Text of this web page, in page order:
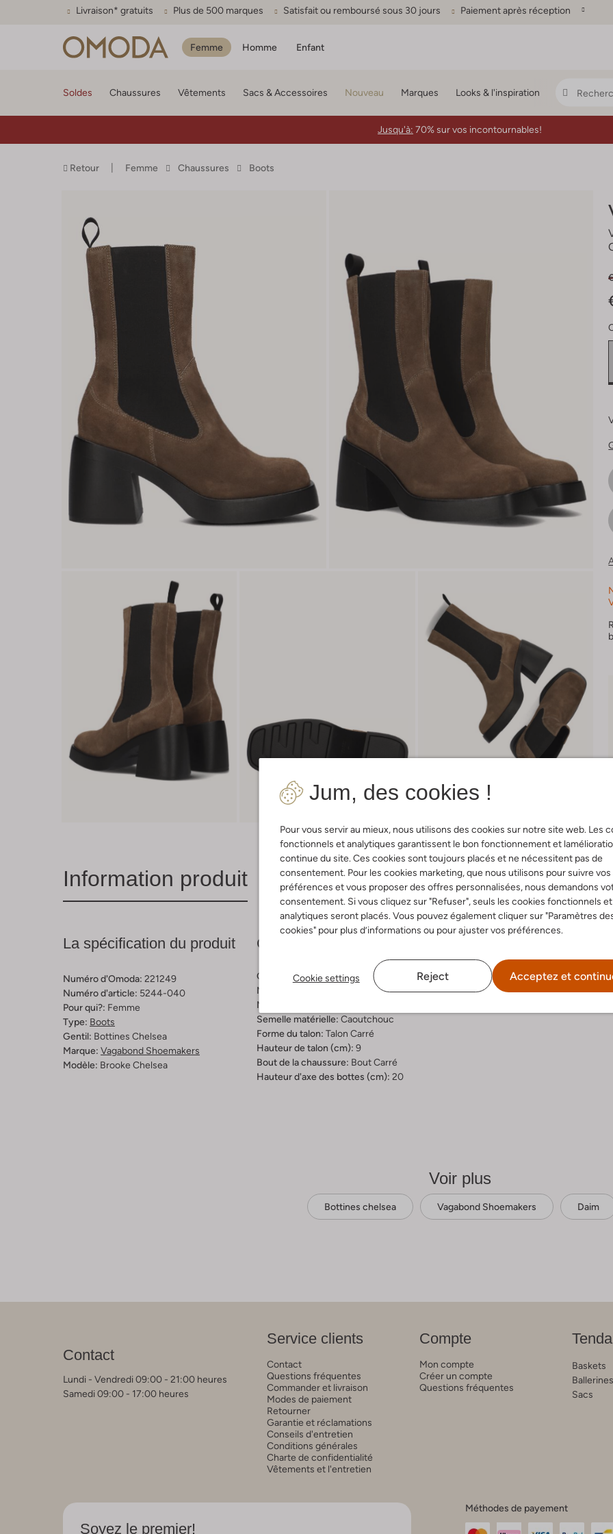
Livraison* gratuits Plus de 500 marques Satisfait ou remboursé sous 30 jours Paiement après réception
Femme Homme Enfant
Jum, des cookies !
Pour vous servir au mieux, nous utilisons des cookies sur notre site web. Les
fonctionnels et analytiques garantissent le bon fonctionnement et
continue du site. Ces cookies sont toujours placés et ne nécessitent pas de
consentement. Pour les cookies marketing, que nous utilisons pour suivre vos
préférences et vous proposer des offres personnalisées, nous demandons
consentement. Si vous cliquez sur "Refuser", seuls les cookies fonctionnels et
analytiques seront placés. Vous pouvez également cliquer sur "Paramètres
cookies" pour plus d’informations ou pour ajuster vos préférences.
Cookie settings Reject Acceptez et
Soldes Chaussures Vêtements Sacs & Accessoires Nouveau Marques Looks & l'inspiration
Jusqu'à: 70% sur vos incontournables!
Retour Femme Chaussures Boots
Information produit Livraison & retours
La spécification du produit
Numéro d'Omoda: 221249
Numéro d'article: 5244-040
Pour qui?: Femme
Type: Boots
Gentil: Bottines Chelsea
Marque: Vagabond Shoemakers
Modèle: Brooke Chelsea
Composition & Ajustement
Couleur:Marron
Matière extérieure:
Matière intérieure:
Semelle matérielle: Caoutchouc
Forme du talon: Talon Carré
Hauteur de talon (cm): 9
Bout de la chaussure: Bout Carré
Hauteur d'axe des bottes (cm): 20
Voir plus
Bottines chelsea Vagabond Shoemakers Daim
Contact
Lundi - Vendredi 09:00 - 21:00 heures
Samedi 09:00 - 17:00 heures
Service clients
Contact
Questions fréquentes
Commander et livraison
Modes de paiement
Retourner
Garantie et réclamations
Conseils d'entretien
Conditions générales
Charte de confidentialité
Vêtements et l'entretien
Compte
Mon compte
Créer un compte
Questions fréquentes
Baskets
Ballerines
Sacs
Soyez le premier!
Méthodes de payement